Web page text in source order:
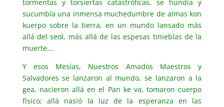
tormentas y torsiertas catastróficas, se hundía y
sucumbía una inmensa muchedumbre de almas kon
kuerpo sobre la tierra, en un mundo lansado más
allá del seol, más allá de las espesas tinieblas de la
muerte….
Y esos Mesías, Nuestros Amados Maestros y
Salvadores se lanzaron al mundo, se lanzaron a la
gea, nacieron allá en el Pan ke va, tomaron cuerpo
físico; allá nasió la luz de la esperanza en las